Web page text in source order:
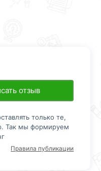
отзыв
только те,
Так мы формируем
Правила публикации